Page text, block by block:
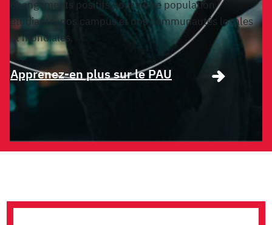
changements positifs pour notre population
étudiante, nos campus et nos communautés locales
et mondiales.
Apprenez-en plus sur le PAU